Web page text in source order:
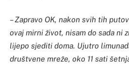
– Zapravo OK, nakon svih tih
ovaj mirni život, nisam do sada ni
lijepo sjediti doma. Ujutro
društvene mreže, oko 11 sati